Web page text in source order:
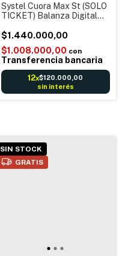
Systel Cuora Max St (SOLO
TICKET) Balanza Digital
Ticket con Código barras
Reportes Conexión a Pc
Software Qendra
$1.440.000,00
$1.008.000,00 con
Transferencia bancaria
12x$120.000,00
sin interés
SIN STOCK
GRATIS